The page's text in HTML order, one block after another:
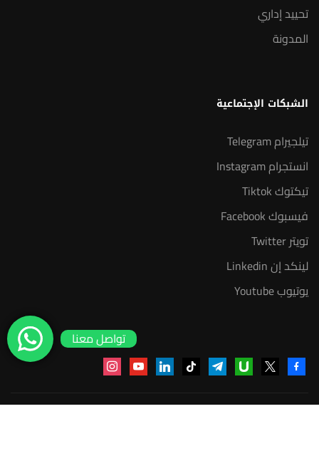
تحييد إداري
المدونة
الشبكات الإجتماعية
تيلجيرام Telegram
انستجرام Instagram
تيكتوك Tiktok
فيسبوك Facebook
تويتر Twitter
لينكد إن Linkedin
يوتيوب Youtube
facebook-
x
udemy
telegram
tiktok
linkedin
youtube
instagram
تواصل معنا